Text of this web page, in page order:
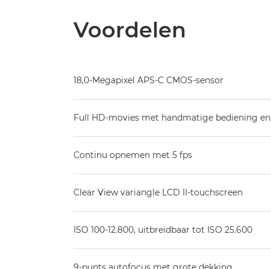
Voordelen
18,0-Megapixel APS-C CMOS-sensor
Full HD-movies met handmatige bediening
Continu opnemen met 5 fps
Clear View variangle LCD II-touchscreen
ISO 100-12.800, uitbreidbaar tot ISO 25.600